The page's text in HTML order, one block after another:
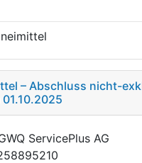
– Abschluss nicht-
01.10.2025
ServicePlus AG